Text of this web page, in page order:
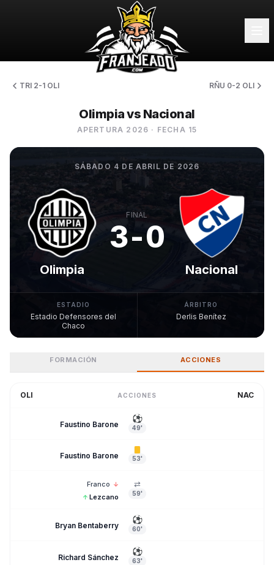
TRI 2-1 OLI RÑU 0-2 OLI
Olimpia vs Nacional
APERTURA 2026 · FECHA 15
SÁBADO 4 DE ABRIL DE 2026
Olimpia
FINAL
3-0
Nacional
ESTADIO
Estadio Defensores del
Chaco
ÁRBITRO
Derlis Benítez
FORMACIÓN ACCIONES
OLI ACCIONES NAC
Faustino Barone
⚽
49'
Faustino Barone 53'
Franco ↓
↑ Lezcano
⇄
59'
Bryan Bentaberry
⚽
60'
Richard Sánchez
⚽
63'